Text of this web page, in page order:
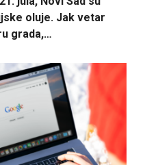
oluje. Jak vetar
grada,…